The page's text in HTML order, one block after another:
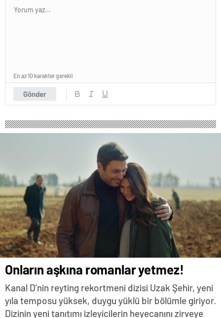
Gönder
En az 10 karakter gerekli
Onların aşkına romanlar yetmez!
Kanal D’nin reyting rekortmeni dizisi Uzak Şehir, yeni
yıla temposu yüksek, duygu yüklü bir bölümle giriyor.
Dizinin yeni tanıtımı izleyicilerin heyecanını zirveye